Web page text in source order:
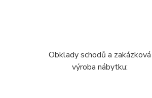
Obklady schodů a zakázková
výroba nábytku: